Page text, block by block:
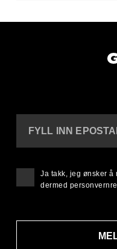
FYLL INN
Ja takk, jeg ønsker å
dermed